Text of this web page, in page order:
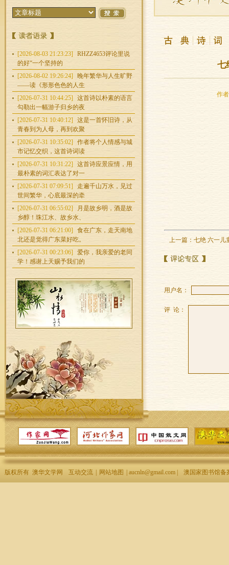
[2026-08-03 21:23:23]
RHZZ4653评论里说
的好“一个坚持的
[2026-08-02 19:26:24]
晚年繁华与人生旷野
——读《形形色色的人生
[2026-07-31 10:44:25]
这首诗以朴素的语言
勾勒出一幅游子归乡的夜
[2026-07-31 10:40:12]
这是一首怀旧诗，从
青春到为人母，再到欢聚
[2026-07-31 10:35:02]
作者将个人情感与城
市记忆交织，这首诗词读
[2026-07-31 10:31:22]
这首诗应景应情，用
最朴素的词汇表达了对一
[2026-07-31 07:09:51]
走遍千山万水，见过
世间繁华，心底最深的牵
[2026-07-31 06:55:02]
月是故乡明，酒是故
乡醇！珠江水、故乡水、
[2026-07-31 06:21:00]
食在广东，走天南地
北还是觉得广东菜好吃。
[2026-07-31 00:23:06]
爱你，我亲爱的老同
学！感谢上天赐予我们的
七
作
上一篇： 七绝 六一儿
用户名：
评 论：
版权所有 澳华文学网 互动交流 网站地图 | aucnln@gmail.com | 澳国家图书馆备